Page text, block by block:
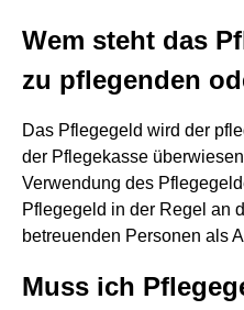
Wem steht das
zu pflegenden
Das Pflegegeld wird der
der Pflegekasse
Verwendung des
Pflegegeld in der Regel an
betreuenden Personen als
Muss ich